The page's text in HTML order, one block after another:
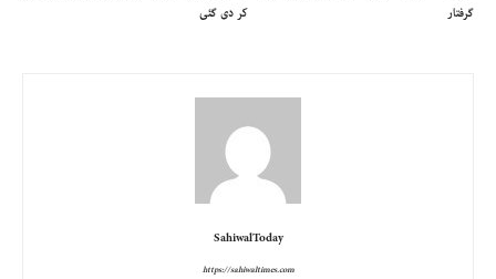
کر دی گئی
گرفتار
SahiwalToday
https://sahiwaltimes.com